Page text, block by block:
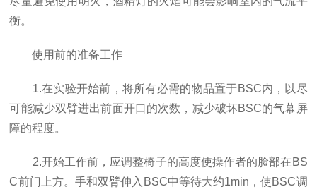
衡。
使用前的准备工作
1.在实验开始前，将所有必需的物品置于BSC内，以尽
可能减少双臂进出前面开口的次数，减少破坏BSC的气幕屏
障的程度。
2.开始工作前，应调整椅子的高度使操作者的脸部在BS
C前门上方。手和双臂伸入BSC中等待大约1min，使BSC调